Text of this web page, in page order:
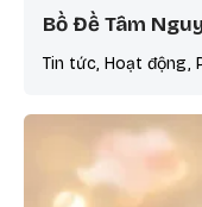
Bồ Đề Tâm
Tin tức, Hoạt động,